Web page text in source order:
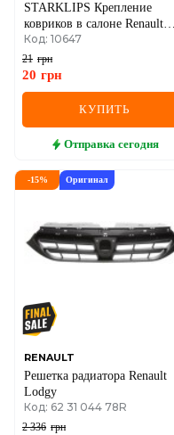
STARKLIPS Крепление
ковриков в салоне Renault
Master III Fiat Ducato, Traffic
II (решетка радиатора).
Код: 10647
21 грн
20 грн
КУПИТЬ
Отправка сегодня
-15% Оригинал
RENAULT
Решетка радиатора Renault
Lodgy
Код: 62 31 044 78R
2 336 грн